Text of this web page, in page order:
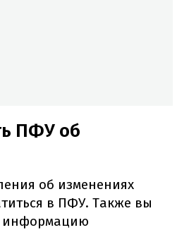
ПФУ об
об изменениях
в ПФУ. Также вы
информацию